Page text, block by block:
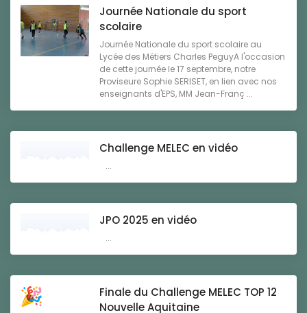
Journée Nationale du sport
scolaire
Journée Nationale du sport scolaire au
Lycée des Métiers Charles PeguyA l'occasion
de cette journée le 17 septembre, notre
Proviseure Sophie SERISET, en lien avec nos
enseignants d'EPS, MM Jean-Franç ...
Challenge MELEC en vidéo
...
JPO 2025 en vidéo
...
Finale du Challenge MELEC TOP 12
Nouvelle Aquitaine